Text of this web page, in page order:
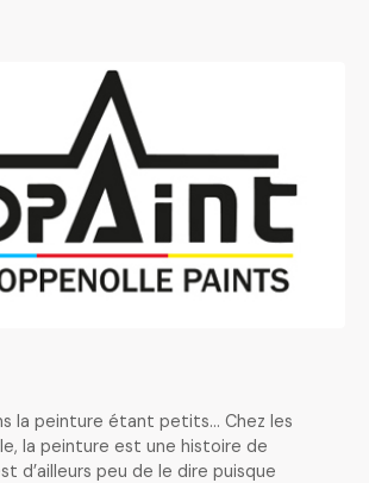
la peinture étant petits… Chez les
la peinture est une histoire de
d’ailleurs peu de le dire puisque